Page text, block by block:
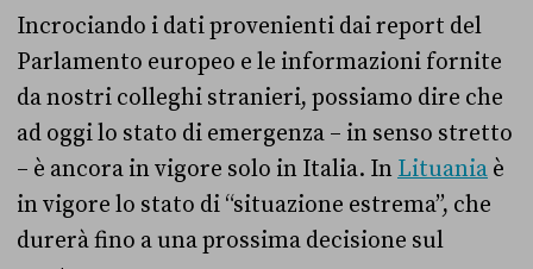
Incrociando i dati provenienti dai report del
Parlamento europeo e le informazioni fornite
da nostri colleghi stranieri, possiamo dire che
ad oggi lo stato di emergenza – in senso stretto
– è ancora in vigore solo in Italia. In Lituania è
in vigore lo stato di “situazione estrema”, che
durerà fino a una prossima decisione sul